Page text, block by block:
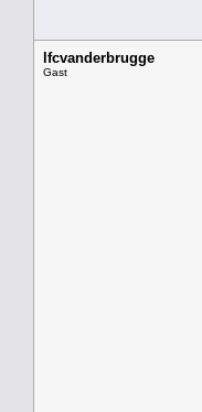
lfcvanderbrugge
Gast